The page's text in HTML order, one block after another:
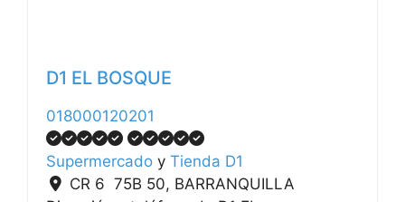
D1 EL BOSQUE
018000120201
Supermercado y Tienda D1
CR 6 75B 50, BARRANQUILLA